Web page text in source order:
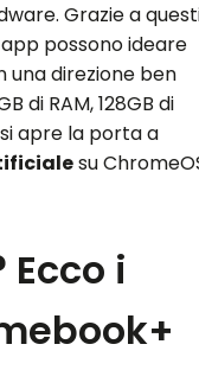
Grazie a
possono ideare
una direzione ben
di RAM, 128GB di
apre la porta a
su
Ecco i